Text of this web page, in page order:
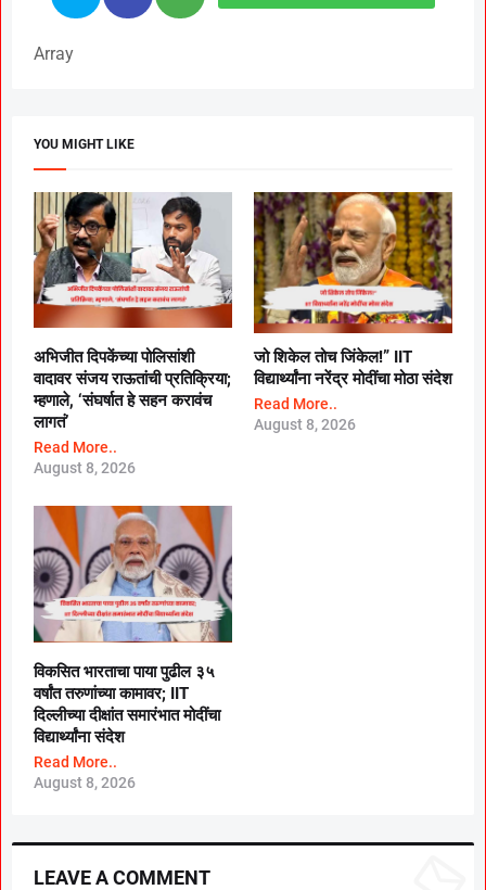
Array
YOU MIGHT LIKE
अभिजीत दिपकेंच्या पोलिसांशी
वादावर संजय राऊतांची प्रतिक्रिया;
म्हणाले, ‘संघर्षात हे सहन करावंच
लागतं’
Read More..
August 8, 2026
जो शिकेल तोच जिंकेल!” IIT
विद्यार्थ्यांना नरेंद्र मोदींचा मोठा संदेश
Read More..
August 8, 2026
विकसित भारताचा पाया पुढील ३५
वर्षांत तरुणांच्या कामावर; IIT
दिल्लीच्या दीक्षांत समारंभात मोदींचा
विद्यार्थ्यांना संदेश
Read More..
August 8, 2026
LEAVE A COMMENT